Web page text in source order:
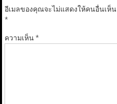
อีเมลของคุณจะไม่แสดงให้คนอื่นเห็น
*
ความเห็น*